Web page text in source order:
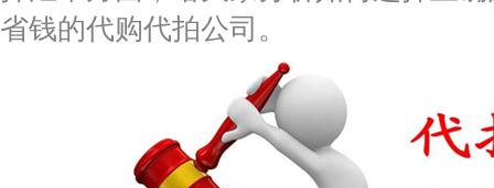
省钱的代购代拍公司。